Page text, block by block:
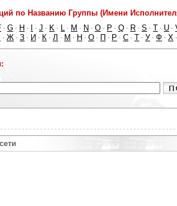
по Названию Группы (Имени
· G · H · · J · K · L · M · N · O · P · Q · R · S · T · U ·
· Ж · З · И · К · Л · М · Н · О · П · Р · С · Т · У · Ф · Х